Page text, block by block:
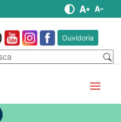
Ouvidoria